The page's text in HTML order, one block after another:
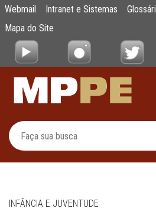
Pular para o Conteúdo principal
Notas Técnicas trazem
Webmail Intranet e Sistemas
Mapa do Site
INFÂNCIA E JUVENTUDE